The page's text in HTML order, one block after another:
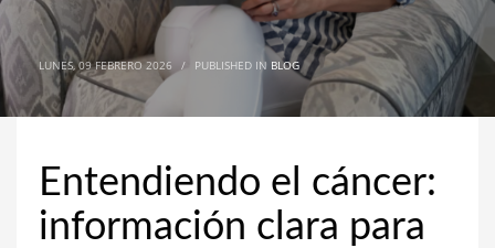
LUNES, 09 FEBRERO 2026 / PUBLISHED IN BLOG
Entendiendo el cáncer:
información clara para